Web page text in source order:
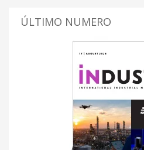
ÚLTIMO NUMERO